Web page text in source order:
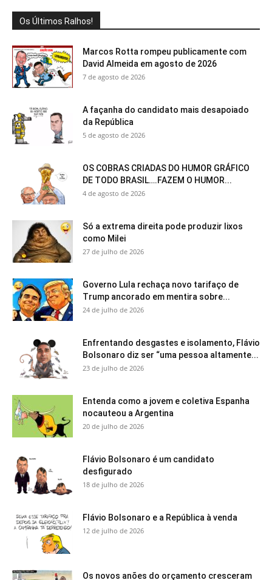
Os Últimos Ralhos!
Marcos Rotta rompeu publicamente com
David Almeida em agosto de 2026
7 de agosto de 2026
A façanha do candidato mais desapoiado
da República
5 de agosto de 2026
OS COBRAS CRIADAS DO HUMOR GRÁFICO
DE TODO BRASIL….FAZEM O HUMOR...
4 de agosto de 2026
Só a extrema direita pode produzir lixos
como Milei
27 de julho de 2026
Governo Lula rechaça novo tarifaço de
Trump ancorado em mentira sobre...
24 de julho de 2026
Enfrentando desgastes e isolamento, Flávio
Bolsonaro diz ser “uma pessoa altamente...
23 de julho de 2026
Entenda como a jovem e coletiva Espanha
nocauteou a Argentina
20 de julho de 2026
Flávio Bolsonaro é um candidato
desfigurado
18 de julho de 2026
Flávio Bolsonaro e a República à venda
12 de julho de 2026
Os novos anões do orçamento cresceram